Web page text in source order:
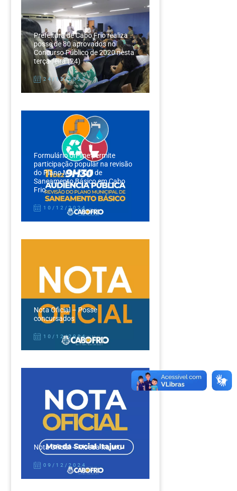
Prefeitura de Cabo Frio realiza
posse de 80 aprovados no
Concurso Público de 2020 nesta
terça-feira (24)
24/12/2024
Formulário on-line permite
participação popular na revisão
do Plano Municipal de
Saneamento Básico em Cabo
Frio
10/12/2024
Nota Oficial – Posse
concursados
10/12/2024
Nota Oficial – Moeda Itajuru
09/12/2024